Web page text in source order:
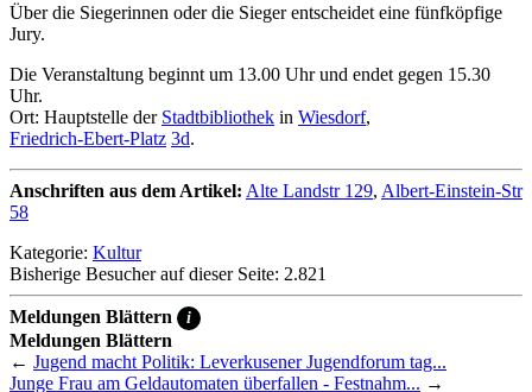
Über die Siegerinnen oder die Sieger entscheidet eine fünfköpfige
Jury.
Die Veranstaltung beginnt um 13.00 Uhr und endet gegen 15.30
Uhr.
Ort: Hauptstelle der Stadtbibliothek in Wiesdorf,
Friedrich-Ebert-Platz 3d.
Anschriften aus dem Artikel: Alte Landstr 129, Albert-Einstein-Str
58
Kategorie: Kultur
Bisherige Besucher auf dieser Seite: 2.821
Meldungen Blättern i
Meldungen Blättern
← Jugend macht Politik: Leverkusener Jugendforum tag...
Junge Frau am Geldautomaten überfallen - Festnahm... →